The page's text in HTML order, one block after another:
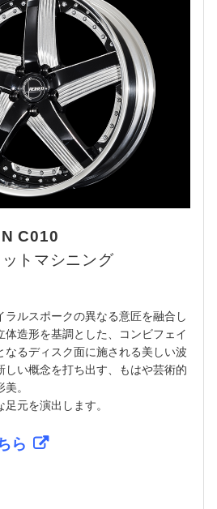
C010
トマシニング
ラルスポークの異なる意匠を融合し
体造形を基調とした、コンビフェイ
なるディスク面に施される美しい波
しい概念を打ち出す、もはや芸術的
。
元を演出します。
ら